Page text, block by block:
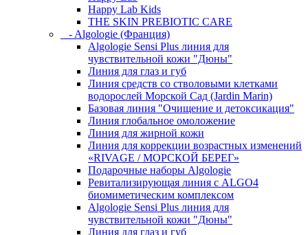
Happy Lab Kids
THE SKIN PREBIOTIC CARE
- Algologie (Франция)
Algologie Sensi Plus линия для
чувcтвительной кожи "Дюны"
Линия для глаз и губ
Линия средств со стволовыми клетками
водорослей Морской Сад (Jardin Marin)
Базовая линия "Очищение и детоксикация"
Линия глобальное омоложение
Линия для жирной кожи
Линия для коррекции возрастных изменений
«RIVAGE / МОРСКОЙ БЕРЕГ»
Подарочные наборы Algologie
Ревитализирующая линия с ALGO4
биомиметическим комплексом
Algologie Sensi Plus линия для
чувcтвительной кожи "Дюны"
Линия для глаз и губ